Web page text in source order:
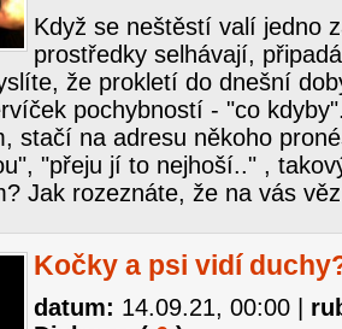
Když se neštěstí valí jedno
prostředky selhávají,
že prokletí do dnešní
pochybností - "co
stačí na adresu někoho
"přeju jí to nejhoší.." ,
Jak rozeznáte, že na vás
Kočky a psi vidí
datum: 14.09.21, 00:00